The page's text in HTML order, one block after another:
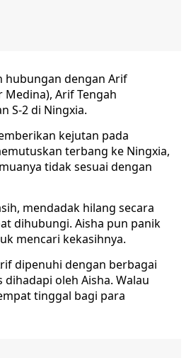
hubungan dengan Arif
Arif Tengah
S-2 di Ningxia.
kejutan pada
terbang ke Ningxia,
tidak sesuai dengan
mendadak hilang secara
dihubungi. Aisha pun panik
mencari kekasihnya.
dipenuhi dengan berbagai
oleh Aisha. Walau
tinggal bagi para